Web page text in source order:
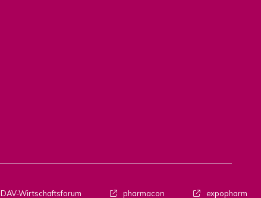
DAV-Wirtschaftsforum pharmacon expopharm